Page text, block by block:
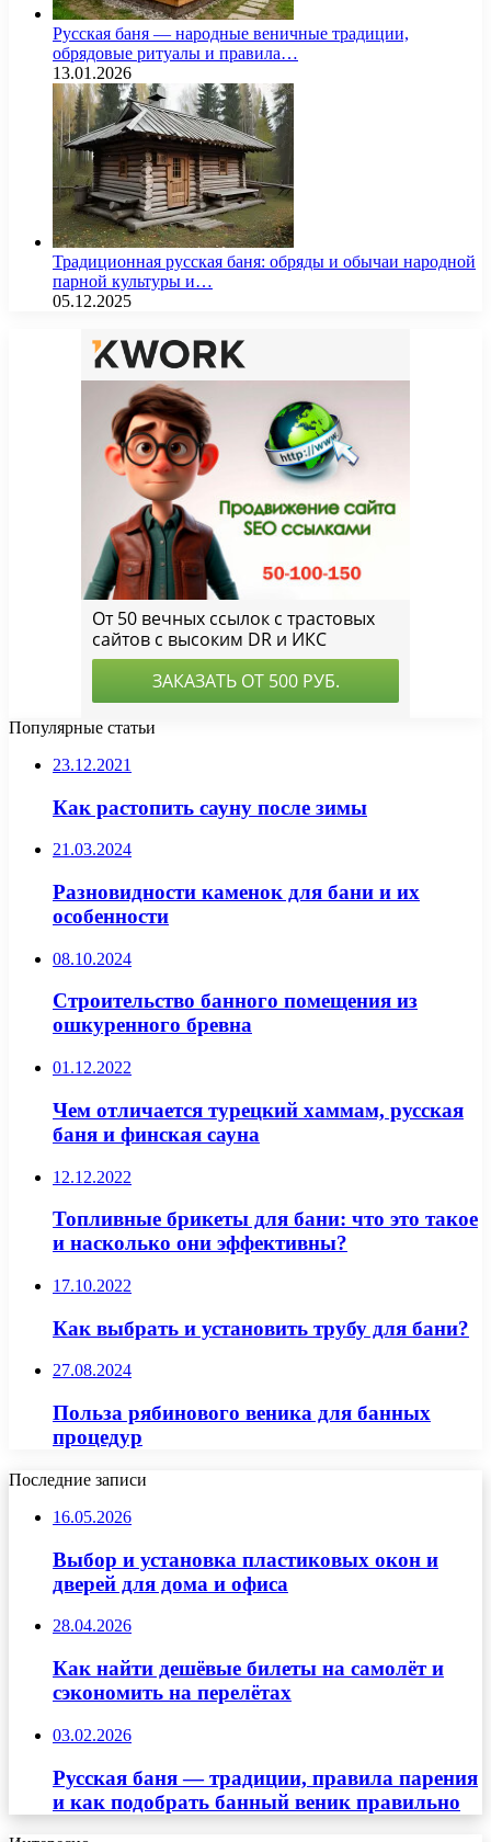
Русская баня — народные веничные традиции,
обрядовые ритуалы и правила…
13.01.2026
Традиционная русская баня: обряды и обычаи народной
парной культуры и…
05.12.2025
Популярные статьи
23.12.2021
Как растопить сауну после зимы
21.03.2024
Разновидности каменок для бани и их
особенности
08.10.2024
Строительство банного помещения из
ошкуренного бревна
01.12.2022
Чем отличается турецкий хаммам, русская
баня и финская сауна
12.12.2022
Топливные брикеты для бани: что это такое
и насколько они эффективны?
17.10.2022
Как выбрать и установить трубу для бани?
27.08.2024
Польза рябинового веника для банных
процедур
Последние записи
16.05.2026
Выбор и установка пластиковых окон и
дверей для дома и офиса
28.04.2026
Как найти дешёвые билеты на самолёт и
сэкономить на перелётах
03.02.2026
Русская баня — традиции, правила парения
и как подобрать банный веник правильно